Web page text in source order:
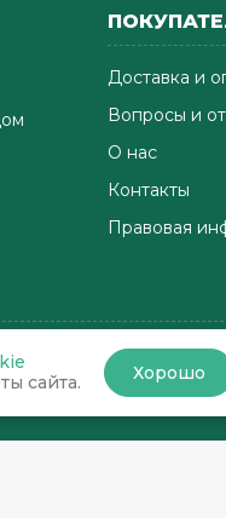
Доставка и
Вопросы и
О нас
Контакты
Правовая
сайта.
Хорошо